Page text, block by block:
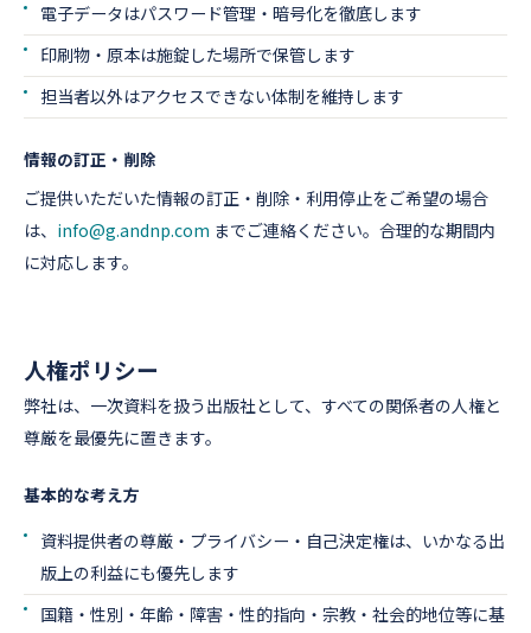
電子データはパスワード管理・暗号化を徹底します
印刷物・原本は施錠した場所で保管します
担当者以外はアクセスできない体制を維持します
情報の訂正・削除
ご提供いただいた情報の訂正・削除・利用停止をご希望の場合
は、 info@g.andnp.com までご連絡ください。合理的な期間内
に対応します。
人権ポリシー
弊社は、一次資料を扱う出版社として、すべての関係者の人権と
尊厳を最優先に置きます。
基本的な考え方
資料提供者の尊厳・プライバシー・自己決定権は、いかなる出
版上の利益にも優先します
国籍・性別・年齢・障害・性的指向・宗教・社会的地位等に基